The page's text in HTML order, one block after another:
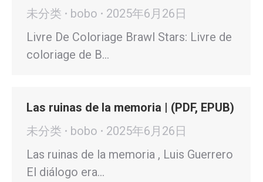
未分类
bobo
2025年6月26日
Livre De Coloriage Brawl Stars: Livre de
coloriage de B…
Las ruinas de la memoria | (PDF, EPUB)
未分类
bobo
2025年6月26日
Las ruinas de la memoria , Luis Guerrero
El diálogo era…